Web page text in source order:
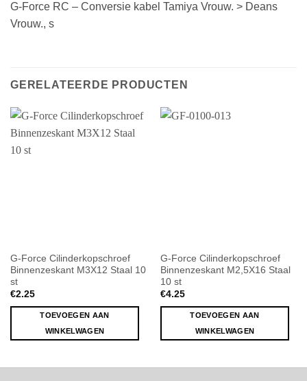
G-Force RC – Conversie kabel Tamiya Vrouw. > Deans
Vrouw., s
GERELATEERDE PRODUCTEN
G-Force Cilinderkopschroef
Binnenzeskant M3X12 Staal 10
st
€2.25
TOEVOEGEN AAN
WINKELWAGEN
G-Force Cilinderkopschroef
Binnenzeskant M2,5X16 Staal
10 st
€4.25
TOEVOEGEN AAN
WINKELWAGEN